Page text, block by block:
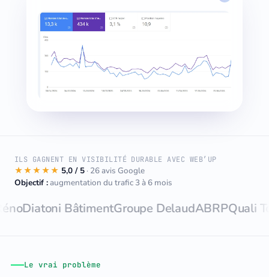
ILS GAGNENT EN VISIBILITÉ DURABLE AVEC WEB’UP
★★★★★ 5,0 / 5 · 26 avis Google
Objectif :augmentation du trafic 3 à 6 mois
BâtimentGroupe Delaud ABRPQuali Toiture
Le vrai problème